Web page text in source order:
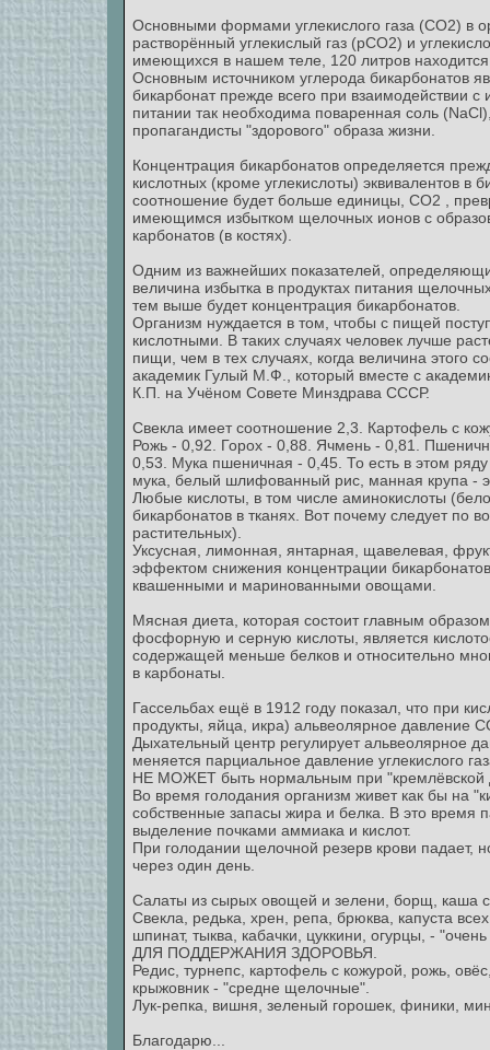
Основными формами углекислого газа (СО2) в
растворённый углекислый газ (рСО2) и
имеющихся в нашем теле, 120 литров
Основным источником углерода бикарбонатов
бикарбонат прежде всего при взаимодействии
питании так необходима поваренная соль
пропагандисты "здорового" образа жизни.
Концентрация бикарбонатов определяется
кислотных (кроме углекислоты) эквивалентов в
соотношение будет больше единицы, СО2 ,
имеющимся избытком щелочных ионов с
карбонатов (в костях).
Одним из важнейших показателей,
величина избытка в продуктах питания
тем выше будет концентрация бикарбонатов.
Организм нуждается в том, чтобы с пищей
кислотными. В таких случаях человек лучше
пищи, чем в тех случаях, когда величина
академик Гулый М.Ф., который вместе с
К.П. на Учёном Совете Минздрава СССР.
Свекла имеет соотношение 2,3. Картофель с
Рожь - 0,92. Горох - 0,88. Ячмень - 0,81.
0,53. Мука пшеничная - 0,45. То есть в этом
мука, белый шлифованный рис, манная крупа -
Любые кислоты, в том числе аминокислоты
бикарбонатов в тканях. Вот почему следует по
растительных).
Уксусная, лимонная, янтарная, щавелевая,
эффектом снижения концентрации
квашенными и маринованными овощами.
Мясная диета, которая состоит главным
фосфорную и серную кислоты, является
содержащей меньше белков и относительно
в карбонаты.
Гассельбах ещё в 1912 году показал, что при
продукты, яйца, икра) альвеолярное давление
Дыхательный центр регулирует альвеолярное
меняется парциальное давление углекислого
НЕ МОЖЕТ быть нормальным при "кремлёвской
Во время голодания организм живет как бы на
собственные запасы жира и белка. В это время
выделение почками аммиака и кислот.
При голодании щелочной резерв крови падает,
через один день.
Салаты из сырых овощей и зелени, борщ, каша
Свекла, редька, хрен, репа, брюква, капуста
шпинат, тыква, кабачки, цуккини, огурцы, -
ДЛЯ ПОДДЕРЖАНИЯ ЗДОРОВЬЯ.
Редис, турнепс, картофель с кожурой, рожь,
крыжовник - "средне щелочные".
Лук-репка, вишня, зеленый горошек, финики,
Благодарю...